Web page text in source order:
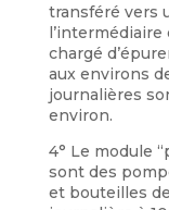
transféré vers
chargé
aux environs
journalières
environ.
4° Le module
sont des
et bouteilles